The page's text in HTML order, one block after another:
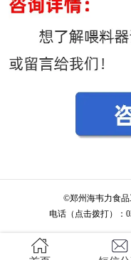
©郑州海韦力食
电话（点击拨打）：